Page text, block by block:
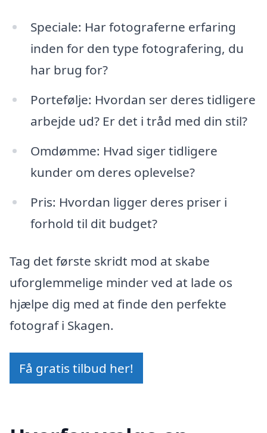
Speciale: Har fotograferne erfaring
inden for den type fotografering, du
har brug for?
Portefølje: Hvordan ser deres tidligere
arbejde ud? Er det i tråd med din stil?
Omdømme: Hvad siger tidligere
kunder om deres oplevelse?
Pris: Hvordan ligger deres priser i
forhold til dit budget?
Tag det første skridt mod at skabe
uforglemmelige minder ved at lade os
hjælpe dig med at finde den perfekte
fotograf i Skagen.
Få gratis tilbud her!